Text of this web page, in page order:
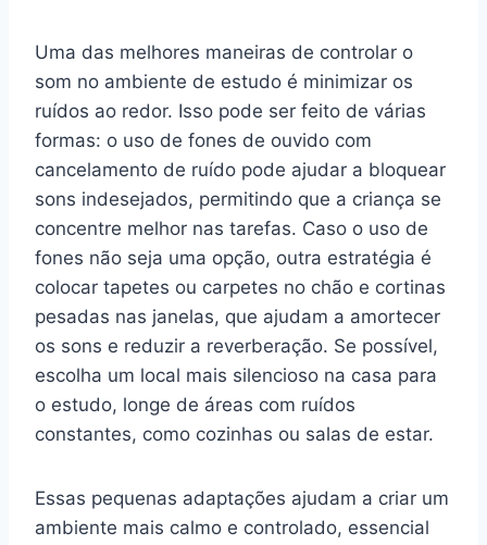
Uma das melhores maneiras de controlar o
som no ambiente de estudo é minimizar os
ruídos ao redor. Isso pode ser feito de várias
formas: o uso de fones de ouvido com
cancelamento de ruído pode ajudar a bloquear
sons indesejados, permitindo que a criança se
concentre melhor nas tarefas. Caso o uso de
fones não seja uma opção, outra estratégia é
colocar tapetes ou carpetes no chão e cortinas
pesadas nas janelas, que ajudam a amortecer
os sons e reduzir a reverberação. Se possível,
escolha um local mais silencioso na casa para
o estudo, longe de áreas com ruídos
constantes, como cozinhas ou salas de estar.
Essas pequenas adaptações ajudam a criar um
ambiente mais calmo e controlado, essencial